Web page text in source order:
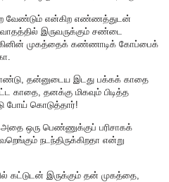
வேண்டும் என்கிற எண்ணத்துடன்
இருவருக்கும் சண்டை
முகத்தைக் கண்ணாடிக் கோப்பைக்
தன்னுடைய இடது பக்கக் காதை
தனக்கு மிகவும் பிடித்த
போய் கொடுத்தார்!
ஒரு பெண்ணுக்குப் பரிசாகக்
நடந்திருக்கிறதா என்று
கட்டுடன் இருக்கும் தன் முகத்தை,